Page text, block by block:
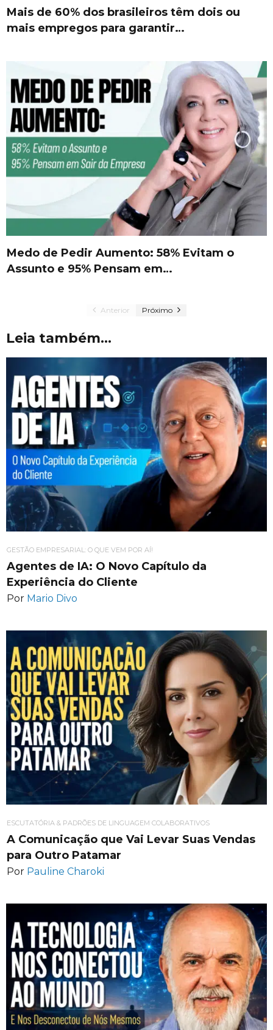
Mais de 60% dos brasileiros têm dois ou
mais empregos para garantir…
Medo de Pedir Aumento: 58% Evitam o
Assunto e 95% Pensam em…
Anterior Próximo
Leia também...
GESTÃO EMPRESARIAL: O QUE VEM POR AÍ!
Agentes de IA: O Novo Capítulo da
Experiência do Cliente
Por Mario Divo
ESCUTATÓRIA & PADRÕES DE LINGUAGEM COLABORATIVOS
A Comunicação que Vai Levar Suas Vendas
para Outro Patamar
Por Pauline Charoki